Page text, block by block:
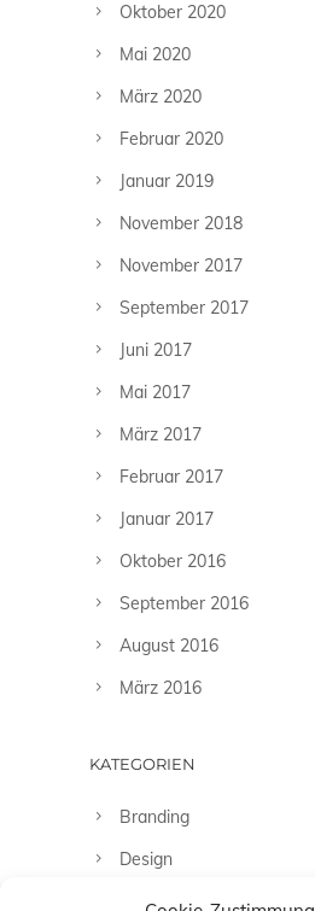
Oktober 2020
Mai 2020
März 2020
Februar 2020
Januar 2019
November 2018
November 2017
September 2017
Juni 2017
Mai 2017
März 2017
Februar 2017
Januar 2017
Oktober 2016
September 2016
August 2016
März 2016
KATEGORIEN
Branding
Design
Fashion